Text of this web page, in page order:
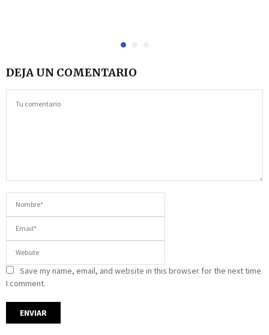
DEJA UN COMENTARIO
Save my name, email, and website in this browser for the next time
I comment.